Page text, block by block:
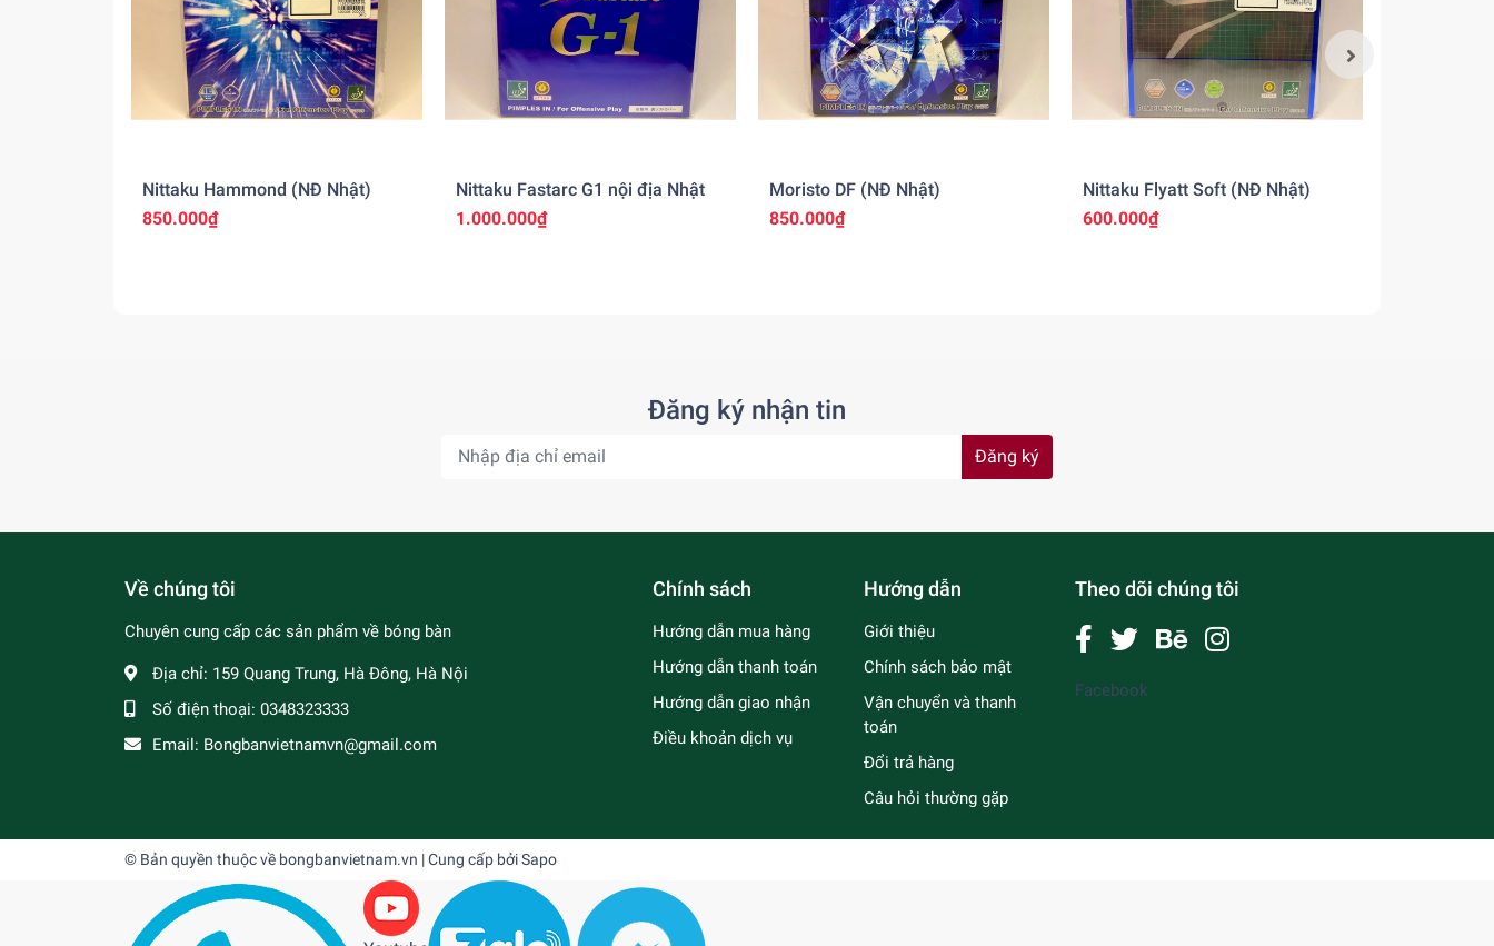
Nittaku Hammond (NĐ Nhật)
850.000₫
Nittaku Fastarc G1 nội địa Nhật
1.000.000₫
Moristo DF (NĐ Nhật)
850.000₫
Nittaku Flyatt Soft (NĐ Nhật)
600.000₫
Đăng ký nhận tin
Đăng ký
Về chúng tôi
Chuyên cung cấp các sản phẩm về bóng bàn
Địa chỉ: 159 Quang Trung, Hà Đông, Hà Nội
Số điện thoại: 0348323333
Email: Bongbanvietnamvn@gmail.com
Chính sách
Hướng dẫn mua hàng
Hướng dẫn thanh toán
Hướng dẫn giao nhận
Điều khoản dịch vụ
Hướng dẫn
Giới thiệu
Chính sách bảo mật
Vận chuyển và thanh
toán
Đổi trả hàng
Câu hỏi thường gặp
Theo dõi chúng tôi
Facebook
© Bản quyền thuộc về bongbanvietnam.vn | Cung cấp bởiSapo